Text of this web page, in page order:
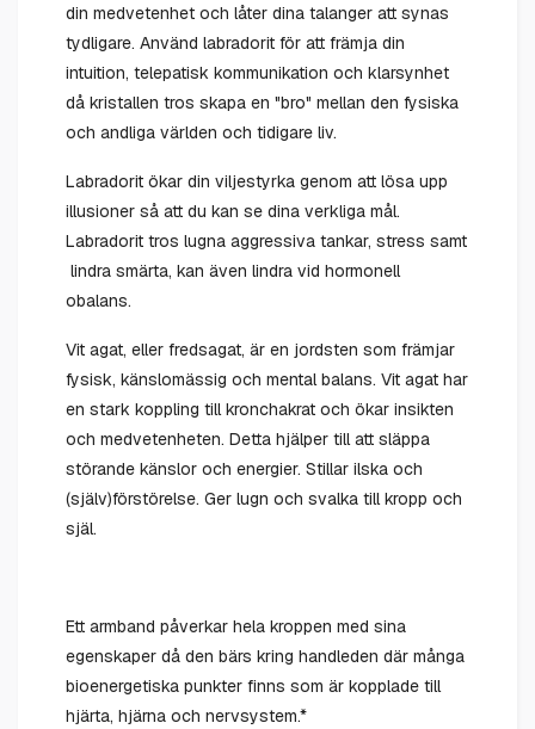
din medvetenhet och låter dina talanger att synas
tydligare. Använd labradorit för att främja din
intuition, telepatisk kommunikation och klarsynhet
då kristallen tros skapa en "bro" mellan den fysiska
och andliga världen och tidigare liv.
Labradorit ökar din viljestyrka genom att lösa upp
illusioner så att du kan se dina verkliga mål.
Labradorit tros lugna aggressiva tankar, stress samt
lindra smärta, kan även lindra vid hormonell
obalans.
Vit agat, eller fredsagat, är en jordsten som främjar
fysisk, känslomässig och mental balans. Vit agat har
en stark koppling till kronchakrat och ökar insikten
och medvetenheten. Detta hjälper till att släppa
störande känslor och energier. Stillar ilska och
(själv)förstörelse. Ger lugn och svalka till kropp och
själ.
Ett armband påverkar hela kroppen med sina
egenskaper då den bärs kring handleden där många
bioenergetiska punkter finns som är kopplade till
hjärta, hjärna och nervsystem.*